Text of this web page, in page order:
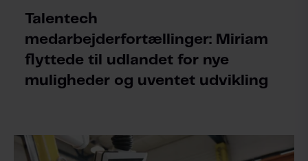
Talentech
medarbejderfortællinger: Miriam
flyttede til udlandet for nye
muligheder og uventet udvikling